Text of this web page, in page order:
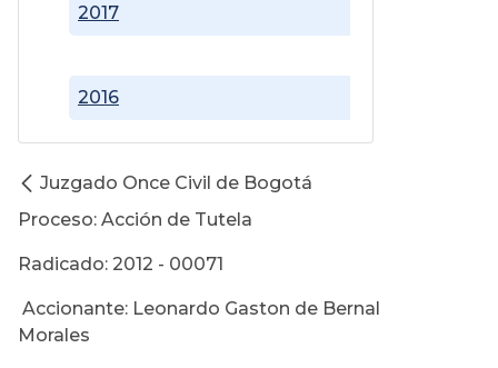
2016
2017
Juzgado Once Civil de Bogotá
Proceso: Acción de Tutela
Radicado: 2012 - 00071
Accionante: Leonardo Gaston de Bernal
Morales